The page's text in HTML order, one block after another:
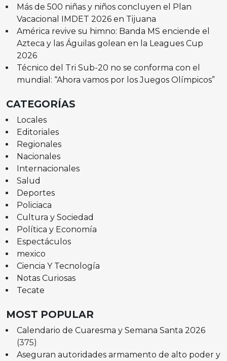
Más de 500 niñas y niños concluyen el Plan
Vacacional IMDET 2026 en Tijuana
América revive su himno: Banda MS enciende el
Azteca y las Águilas golean en la Leagues Cup
2026
Técnico del Tri Sub-20 no se conforma con el
mundial: “Ahora vamos por los Juegos Olímpicos”
CATEGORÍAS
Locales
Editoriales
Regionales
Nacionales
Internacionales
Salud
Deportes
Policiaca
Cultura y Sociedad
Política y Economía
Espectáculos
mexico
Ciencia Y Tecnología
Notas Curiosas
Tecate
MOST POPULAR
Calendario de Cuaresma y Semana Santa 2026
(375)
Aseguran autoridades armamento de alto poder y